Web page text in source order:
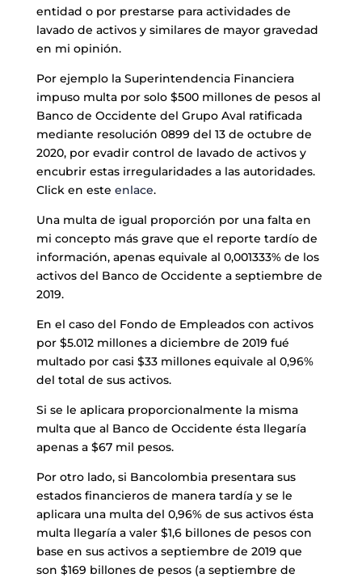
entidad o por prestarse para actividades de
lavado de activos y similares de mayor gravedad
en mi opinión.
Por ejemplo la Superintendencia Financiera
impuso multa por solo $500 millones de pesos al
Banco de Occidente del Grupo Aval ratificada
mediante resolución 0899 del 13 de octubre de
2020, por evadir control de lavado de activos y
encubrir estas irregularidades a las autoridades.
Click en este enlace.
Una multa de igual proporción por una falta en
mi concepto más grave que el reporte tardío de
información, apenas equivale al 0,001333% de los
activos del Banco de Occidente a septiembre de
2019.
En el caso del Fondo de Empleados con activos
por $5.012 millones a diciembre de 2019 fué
multado por casi $33 millones equivale al 0,96%
del total de sus activos.
Si se le aplicara proporcionalmente la misma
multa que al Banco de Occidente ésta llegaría
apenas a $67 mil pesos.
Por otro lado, si Bancolombia presentara sus
estados financieros de manera tardía y se le
aplicara una multa del 0,96% de sus activos ésta
multa llegaría a valer $1,6 billones de pesos con
base en sus activos a septiembre de 2019 que
son $169 billones de pesos (a septiembre de